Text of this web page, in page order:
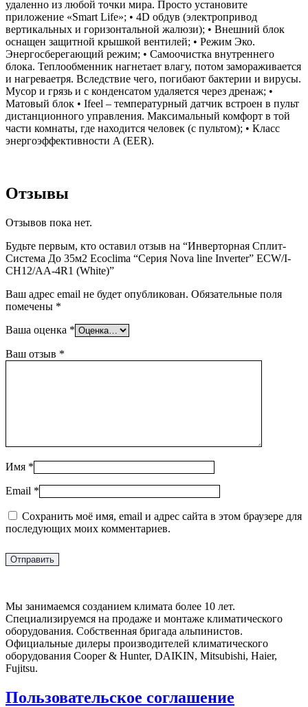
удаленно из любой точки мира. Просто установите
приложение «Smart Life»; • 4D обдув (электропривод
вертикальных и горизонтальной жалюзи); • Внешний блок
оснащен защитной крышкой вентилей; • Режим Эко.
Энергосберегающий режим; • Самоочистка внутреннего
блока. Теплообменник нагнетает влагу, потом замораживается
и нагреваетря. Вследствие чего, погибают бактерии и вирусы.
Мусор и грязь и с конденсатом удаляется через дренаж; •
Матовый блок • Ifeel – температурный датчик встроен в пульт
дистанционного управления. Максимальный комфорт в той
части комнаты, где находится человек (c пультом); • Класс
энергоэффективности A (EER).
Отзывы
Отзывов пока нет.
Будьте первым, кто оставил отзыв на “Инверторная Сплит-
Система До 35м2 Ecoclima “Серия Nova line Inverter” ECW/I-
CH12/AA-4R1 (White)”
Ваш адрес email не будет опубликован. Обязательные поля
помечены *
Ваша оценка *
Ваш отзыв *
Имя *
Email *
Сохранить моё имя, email и адрес сайта в этом браузере для
последующих моих комментариев.
Мы занимаемся созданием климата более 10 лет.
Специализируемся на продаже и монтаже климатического
оборудования. Собственная бригада альпинистов.
Официальные дилеры производителей климатического
оборудования Cooper & Hunter, DAIKIN, Mitsubishi, Haier,
Fujitsu.
Пользовательское соглашение